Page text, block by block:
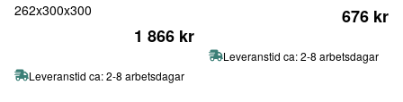
262x300x300
1 866 kr
Leveranstid ca: 2-8 arbetsdagar
676 kr
Leveranstid ca: 2-8 arbetsdagar